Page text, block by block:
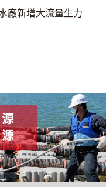
廠新增大流量生力